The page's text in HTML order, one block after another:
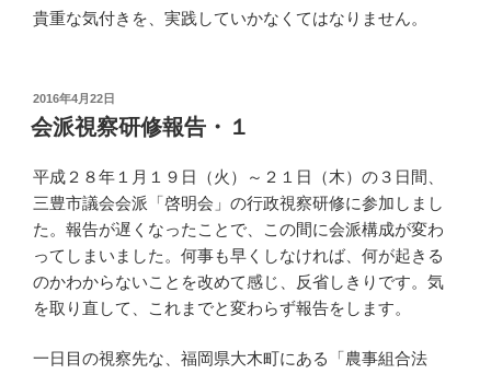
貴重な気付きを、実践していかなくてはなりません。
投
稿
日:
2016年4月22日
会派視察研修報告・１
平成２８年１月１９日（火）～２１日（木）の３日間、
三豊市議会会派「啓明会」の行政視察研修に参加しまし
た。報告が遅くなったことで、この間に会派構成が変わ
ってしまいました。何事も早くしなければ、何が起きる
のかわからないことを改めて感じ、反省しきりです。気
を取り直して、これまでと変わらず報告をします。
一日目の視察先な、福岡県大木町にある「農事組合法